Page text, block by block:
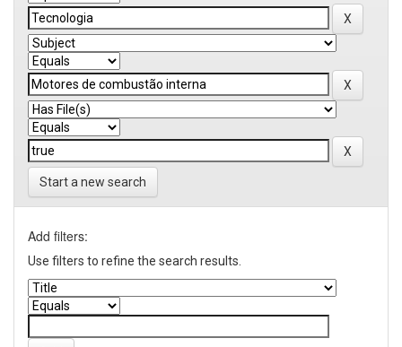
Start a new search
Add filters:
Use filters to refine the search results.